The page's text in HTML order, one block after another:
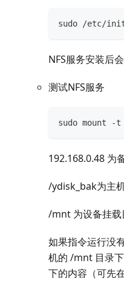
sudo /etc/
NFS服务安装后
测试NFS服务
sudo mount -
192.168.0.48 为
/ydisk_bak为主机
/mnt 为设备挂载
如果指令运行没
机的 /mnt 目录
下的内容（可先